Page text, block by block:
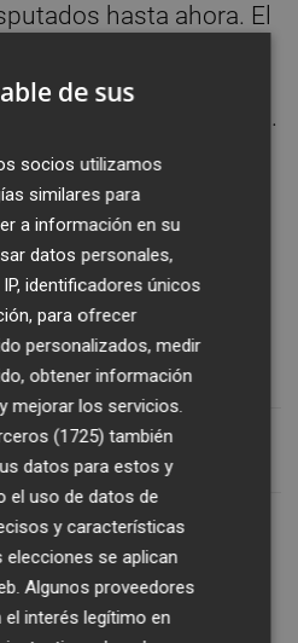
hasta ahora. El
los
positiva, con un
de Segunda División.
tres amistosos antes
próximo será ante el
que los dos
Atlético Levante (14
(17 de agosto).
de sus
socios utilizamos
similares para
a información en su
datos personales,
identificadores únicos
para ofrecer
personalizados, medir
obtener información
mejorar los servicios.
(1725) también
datos para estos y
el uso de datos de
y características
elecciones se aplican
Algunos proveedores
el interés legítimo en